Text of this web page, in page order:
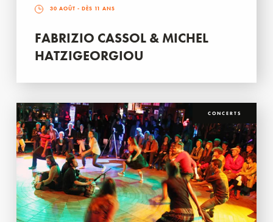
30 AOÛT - DÈS 11 ANS
FABRIZIO CASSOL & MICHEL
HATZIGEORGIOU
CONCERTS